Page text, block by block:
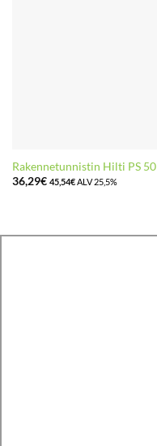
Rakennetunnistin Hilti PS 50
36,29€ 45,54€ALV 25,5%